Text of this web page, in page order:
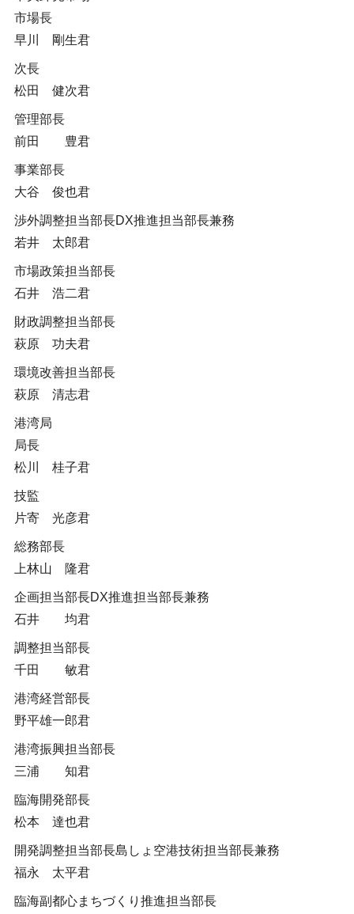
市場長
早川 剛生君
次長
松田 健次君
管理部長
前田 豊君
事業部長
大谷 俊也君
渉外調整担当部長DX推進担当部長兼務
若井 太郎君
市場政策担当部長
石井 浩二君
財政調整担当部長
萩原 功夫君
環境改善担当部長
萩原 清志君
港湾局
局長
松川 桂子君
技監
片寄 光彦君
総務部長
上林山 隆君
企画担当部長DX推進担当部長兼務
石井 均君
調整担当部長
千田 敏君
港湾経営部長
野平雄一郎君
港湾振興担当部長
三浦 知君
臨海開発部長
松本 達也君
開発調整担当部長島しょ空港技術担当部長兼務
福永 太平君
臨海副都心まちづくり推進担当部長